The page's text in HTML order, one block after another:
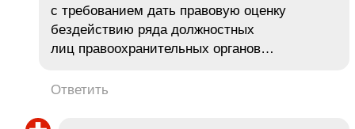
с требованием дать правовую оценку
бездействию ряда должностных
лиц правоохранительных органов…
Ответить